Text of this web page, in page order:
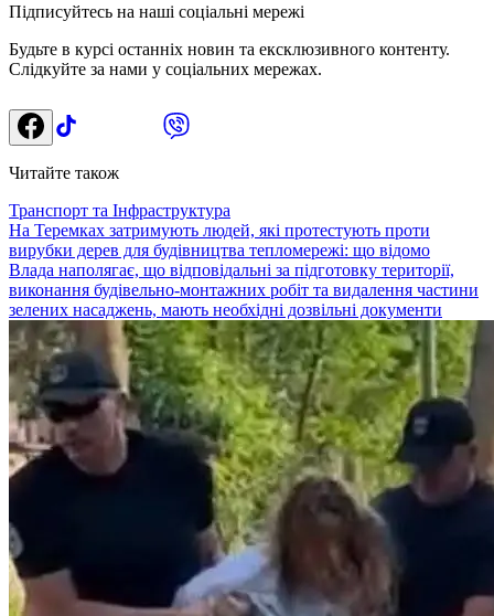
Підписуйтесь на наші соціальні мережі
Будьте в курсі останніх новин та ексклюзивного контенту.
Слідкуйте за нами у соціальних мережах.
Читайте також
Транспорт та Інфраструктура
На Теремках затримують людей, які протестують проти
вирубки дерев для будівництва тепломережі: що відомо
Влада наполягає, що відповідальні за підготовку території,
виконання будівельно-монтажних робіт та видалення частини
зелених насаджень, мають необхідні дозвільні документи